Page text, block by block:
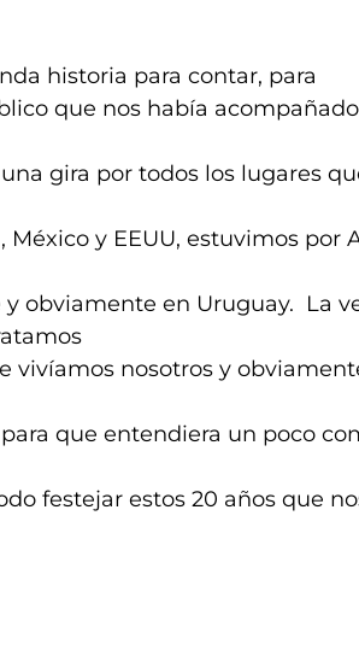
historia para contar, para
que nos había
gira por todos los lugares
y EEUU, estuvimos por
y obviamente en Uruguay. La
vivíamos nosotros y
que entendiera un poco
festejar estos 20 años que